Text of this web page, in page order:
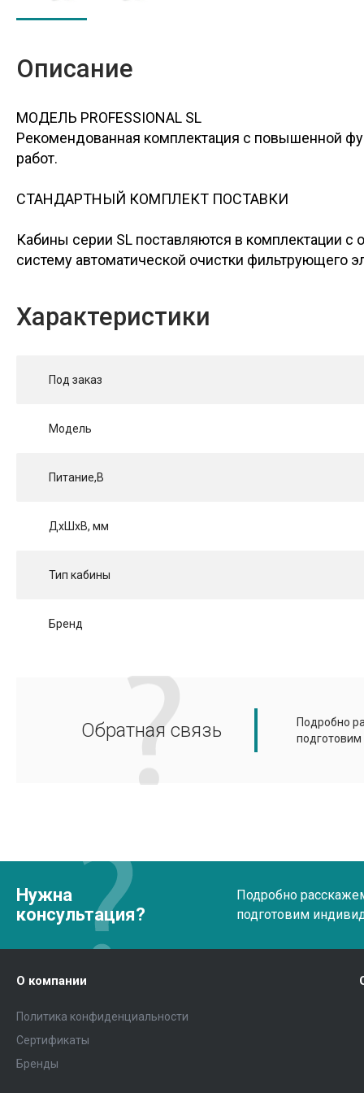
Описание
МОДЕЛЬ PROFESSIONAL SL
Рекомендованная комплектация с повышенной
работ.
СТАНДАРТНЫЙ КОМПЛЕКТ ПОСТАВКИ
Кабины серии SL поставляются в комплектации с
систему автоматической очистки фильтрующего
Характеристики
Под заказ
Модель
Питание,В
ДхШхВ, мм
Тип кабины
Бренд
Обратная связь
Подробно
Нужна
консультация?
Подробно
подготовим
О компании
Политика конфиденциальности
Сертификаты
Бренды